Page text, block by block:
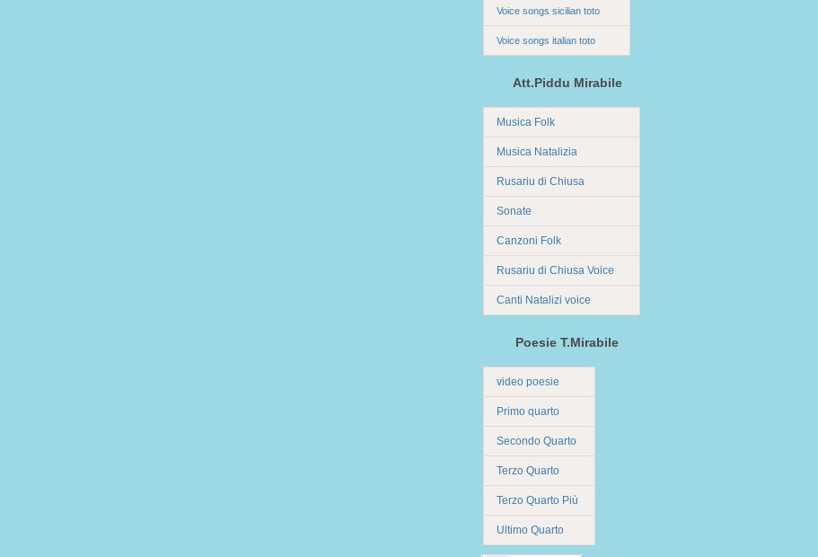
Voice songs sicilian toto
Voice songs italian toto
Att.Piddu Mirabile
Musica Folk
Musica Natalizia
Rusariu di Chiusa
Sonate
Canzoni Folk
Rusariu di Chiusa Voice
Canti Natalizi voice
Poesie T.Mirabile
video poesie
Primo quarto
Secondo Quarto
Terzo Quarto
Terzo Quarto Più
Ultimo Quarto